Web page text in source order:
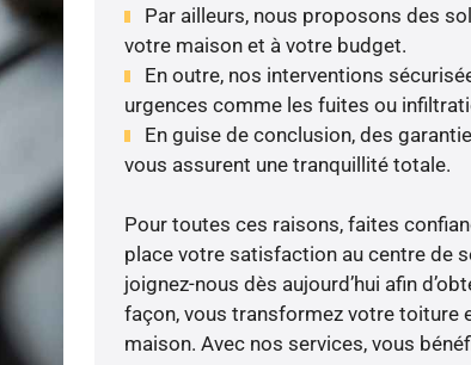
Par ailleurs, nous proposons des
votre maison et à votre budget.
En outre, nos interventions
urgences comme les fuites ou
En guise de conclusion, des
vous assurent une tranquillité totale.
Pour toutes ces raisons, faites
place votre satisfaction au centre de
joignez-nous dès aujourd’hui afin
façon, vous transformez votre toiture
maison. Avec nos services, vous